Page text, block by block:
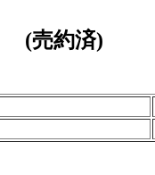
(売約済)